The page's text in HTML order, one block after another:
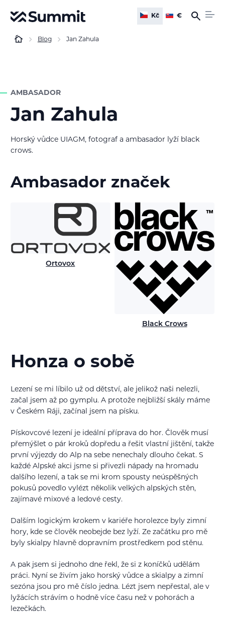
Kč €
Blog Jan Zahula
AMBASADOR
Jan Zahula
Horský vůdce UIAGM, fotograf a ambasador lyží black
crows.
Ambasador značek
Ortovox
Black Crows
Honza o sobě
Lezení se mi líbilo už od dětství, ale jelikož naši nelezli,
začal jsem až po gymplu. A protože nejbližší skály máme
v Českém Ráji, začínal jsem na písku.
Pískovcové lezení je ideální příprava do hor. Člověk musí
přemýšlet o pár kroků dopředu a řešit vlastní jištění, takže
první výjezdy do Alp na sebe nenechaly dlouho čekat. S
každé Alpské akci jsme si přivezli nápady na hromadu
dalšího lezení, a tak se mi krom spousty neúspěšných
pokusů povedlo vylézt několik velkých alpských stěn,
zajímavé mixové a ledové cesty.
Dalším logickým krokem v kariéře horolezce byly zimní
hory, kde se člověk neobejde bez lyží. Ze začátku pro mě
byly skialpy hlavně dopravním prostředkem pod stěnu.
A pak jsem si jednoho dne řekl, že si z koníčků udělám
práci. Nyní se živím jako horský vůdce a skialpy a zimní
sezóna jsou pro mě číslo jedna. Lézt jsem nepřestal, ale v
lyžácích strávím o hodně více času než v pohorách a
lezečkách.